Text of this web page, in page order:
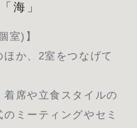
海」
室)】
か、2室をつなげて
席や立食スタイルの
ミーティングやセミ